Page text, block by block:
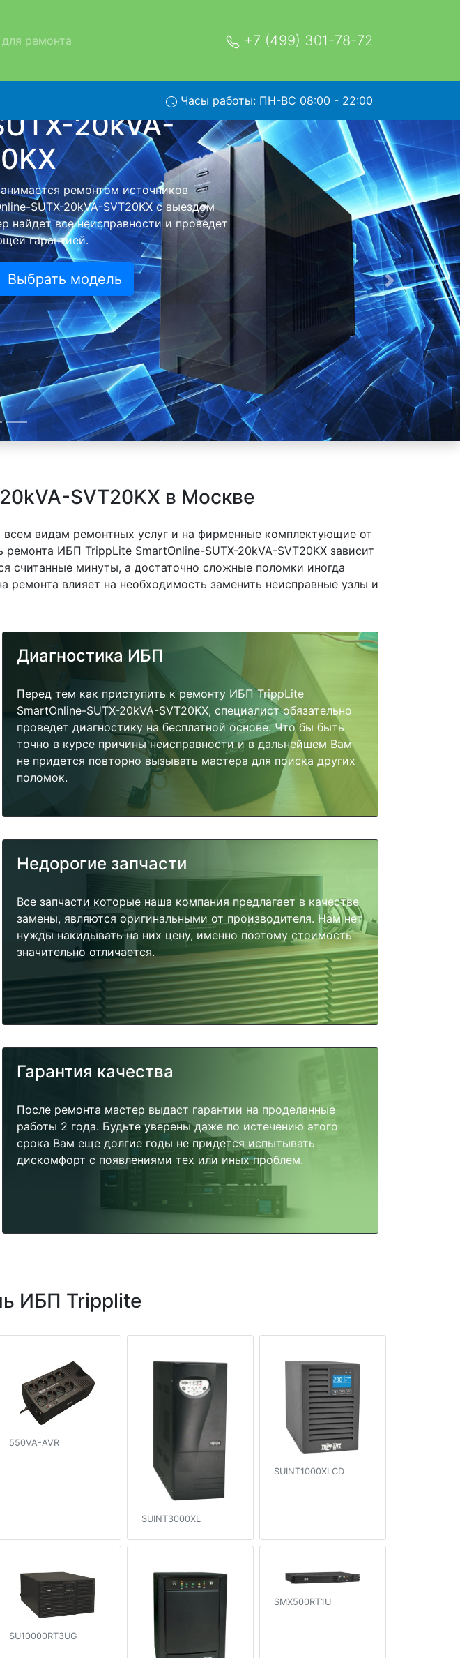
ремонта +7 (499) 301-78-72
Часы работы: ПН-ВС 08:00 - 22:00
SUTX-
в сервис
SVT20KX с вывозом в сервисный
услуги, специалист заберет Ваш
Оговоренная стоимость ремонта
видеотехники обратно.
Выбрать модель
Следующая
SVT20KX в Москве
видам ремонтных услуг и на фирменные комплектующие от
ИБП TrippLite SmartOnline-SUTX-20kVA-SVT20KX зависит
считанные минуты, а достаточно сложные поломки иногда
ремонта влияет на необходимость заменить неисправные узлы и
Диагностика ИБП
Перед тем как приступить к ремонту ИБП TrippLite
SmartOnline-SUTX-20kVA-SVT20KX, специалист обязательно
проведет диагностику на бесплатной основе. Что бы быть
точно в курсе причины неисправности и в дальнейшем Вам
не придется повторно вызывать мастера для поиска других
поломок.
Недорогие запчасти
Все запчасти которые наша компания предлагает в качестве
замены, являются оригинальными от производителя. Нам нет
нужды накидывать на них цену, именно поэтому стоимость
значительно отличается.
Гарантия качества
После ремонта мастер выдаст гарантии на проделанные
работы 2 года. Будьте уверены даже по истечению этого
срока Вам еще долгие годы не придется испытывать
дискомфорт с появлениями тех или иных проблем.
ИБП Tripplite
550VA-AVR
SUINT3000XL
SUINT1000XLCD
SU10000RT3UG
SMX500RT1U